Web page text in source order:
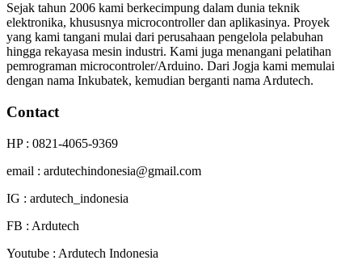
Sejak tahun 2006 kami berkecimpung dalam dunia teknik
elektronika, khususnya microcontroller dan aplikasinya. Proyek
yang kami tangani mulai dari perusahaan pengelola pelabuhan
hingga rekayasa mesin industri. Kami juga menangani pelatihan
pemrograman microcontroler/Arduino. Dari Jogja kami memulai
dengan nama Inkubatek, kemudian berganti nama Ardutech.
Contact
HP : 0821-4065-9369
email : ardutechindonesia@gmail.com
IG : ardutech_indonesia
FB : Ardutech
Youtube : Ardutech Indonesia